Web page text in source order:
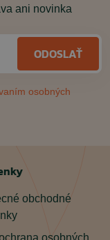
ani novinka
ODOSLAŤ
osobných
obchodné
osobných